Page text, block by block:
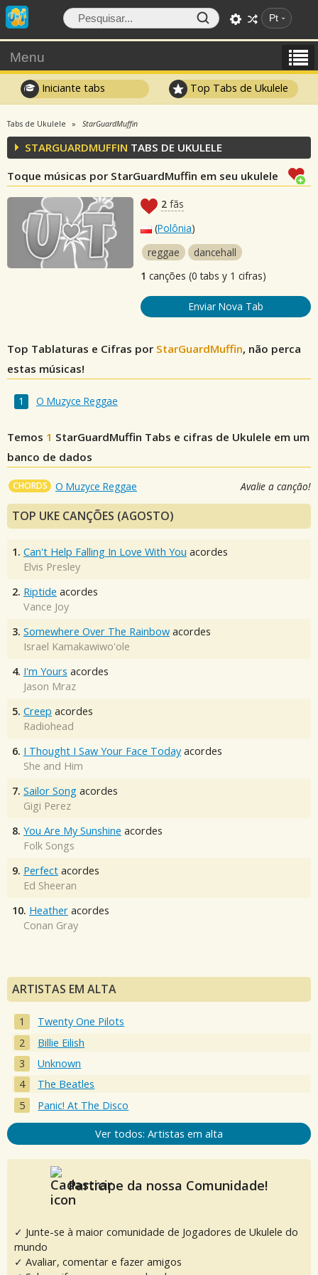
Pt
Menu
Iniciante tabs Top Tabs de Ukulele
Tabs de Ukulele StarGuardMuffin
STARGUARDMUFFIN TABS DE UKULELE
Toque músicas por StarGuardMuffin em seu ukulele
2 fãs
(Polônia)
reggae
dancehall
1 canções (0 tabs y 1 cifras)
Enviar Nova Tab
Top Tablaturas e Cifras por StarGuardMuffin, não perca
estas músicas!
O Muzyce Reggae
Temos 1 StarGuardMuffin Tabs e cifras de Ukulele em um
banco de dados
CHORDS O Muzyce Reggae Avalie a canção!
TOP UKE CANÇÕES (AGOSTO)
1. Can't Help Falling In Love With You acordes
Elvis Presley
2. Riptide acordes
Vance Joy
3. Somewhere Over The Rainbow acordes
Israel Kamakawiwo'ole
4. I'm Yours acordes
Jason Mraz
5. Creep acordes
Radiohead
6. I Thought I Saw Your Face Today acordes
She and Him
7. Sailor Song acordes
Gigi Perez
8. You Are My Sunshine acordes
Folk Songs
9. Perfect acordes
Ed Sheeran
10. Heather acordes
Conan Gray
ARTISTAS EM ALTA
Twenty One Pilots
Billie Eilish
Unknown
The Beatles
Panic! At The Disco
Ver todos: Artistas em alta
Participe da nossa Comunidade!
✓ Junte-se à maior comunidade de Jogadores de Ukulele do
mundo
✓ Avaliar, comentar e fazer amigos